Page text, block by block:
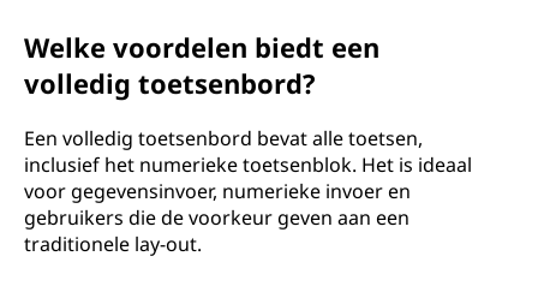
Welke voordelen biedt een
volledig toetsenbord?
Een volledig toetsenbord bevat alle toetsen,
inclusief het numerieke toetsenblok. Het is ideaal
voor gegevensinvoer, numerieke invoer en
gebruikers die de voorkeur geven aan een
traditionele lay-out.